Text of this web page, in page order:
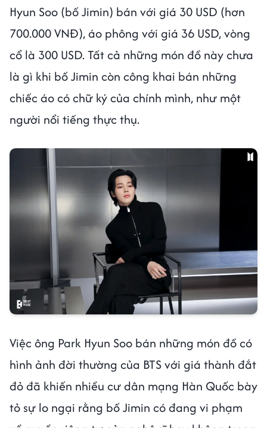
Hyun Soo (bố Jimin) bán với giá 30 USD (hơn
700.000 VNĐ), áo phông với giá 36 USD, vòng
cổ là 300 USD. Tất cả những món đồ này chưa
là gì khi bố Jimin còn công khai bán những
chiếc áo có chữ ký của chính mình, như một
người nổi tiếng thực thụ.
Việc ông Park Hyun Soo bán những món đồ có
hình ảnh đời thường của BTS với giá thành đắt
đỏ đã khiến nhiều cư dân mạng Hàn Quốc bày
tỏ sự lo ngại rằng bố Jimin có đang vi phạm